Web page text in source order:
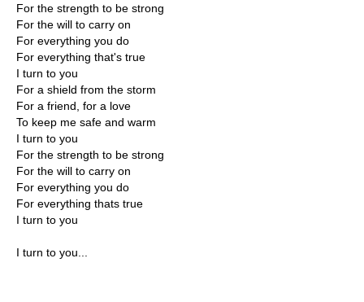
For the strength to be strong
For the will to carry on
For everything you do
For everything that's true
I turn to you
For a shield from the storm
For a friend, for a love
To keep me safe and warm
I turn to you
For the strength to be strong
For the will to carry on
For everything you do
For everything thats true
I turn to you
I turn to you...